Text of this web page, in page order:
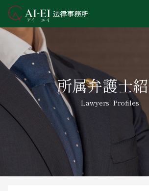
所属弁護士
Lawyers' Profiles
業務
所属弁
アク